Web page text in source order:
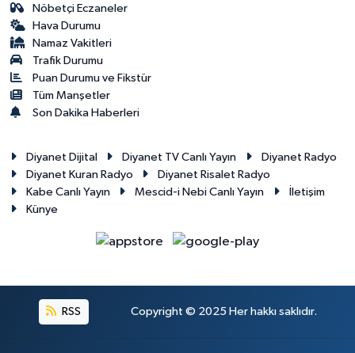
Nöbetçi Eczaneler
Hava Durumu
Namaz Vakitleri
Trafik Durumu
Puan Durumu ve Fikstür
Tüm Manşetler
Son Dakika Haberleri
Diyanet Dijital Diyanet TV Canlı Yayın
Diyanet Radyo
Diyanet Kuran Radyo
Diyanet Risalet Radyo
Kabe Canlı Yayın
Mescid-i Nebi Canlı Yayın
İletişim
Künye
RSS Copyright © 2025 Her hakkı saklıdır.